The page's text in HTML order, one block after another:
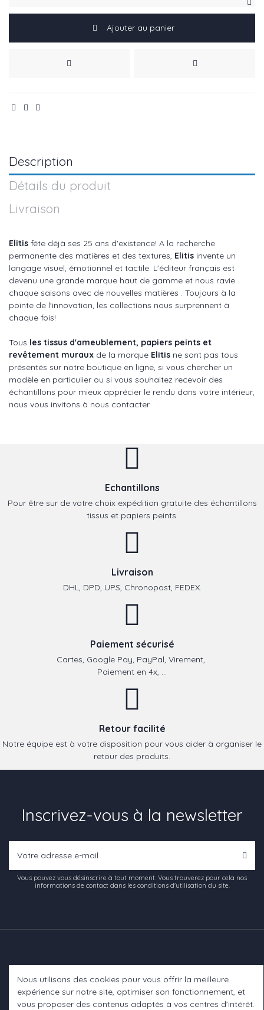
Ajouter au panier
Description
Détails du produit
Livraison
Elitis fête déjà ses 25 ans d'existence! A la recherche
permanente des matières et des textures, Elitis invente un
langage visuel, émotionnel et tactile. L'éditeur français est
devenu une grande marque haut de gamme et nous ravie
chaque saisons avec de nouvelles matières . Toujours à la
pointe de l'innovation, les collections nous surprennent à
chaque fois!
Tous les tissus d'ameublement, papiers peints et
revêtement muraux de la marque Elitis ne sont pas tous
présentés sur notre boutique en ligne, si vous chercher un
modèle en particulier ou si vous souhaitez recevoir des
échantillons pour mieux apprécier le rendu dans votre intérieur,
nous vous invitons à nous contacter.
Echantillons
Pour être sur de votre choix expédition gratuite des échantillons
tissus et papiers peints.
Livraison
DHL, DPD, UPS, Chronopost, FEDEX.
Paiement sécurisé
Cartes, Google Pay, PayPal, Virement,
Paiement en 4x, ...
Retour facilité
Notre équipe est à votre disposition pour vous aider à organiser le
retour des produits.
Inscrivez-vous à la newsletter
Vous pouvez vous désinscrire à tout moment. Vous trouverez pour cela nos
informations de contact dans les conditions d'utilisation du site.
Informations
Nous utilisons des cookies pour vous offrir la meilleure
expérience sur notre site, optimiser son fonctionnement, et
vous proposer des contenus adaptés à vos centres d’intérêt.